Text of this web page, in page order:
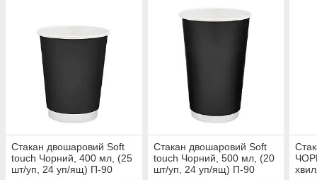
Стакан двошаровий Soft
touch Чорний, 400 мл, (25
шт/уп, 24 уп/ящ) П-90
Стакан двошаровий Soft
touch Чорний, 500 мл, (20
шт/уп, 24 уп/ящ) П-90